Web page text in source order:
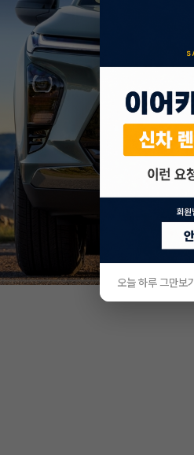
오늘 하루 그만보기